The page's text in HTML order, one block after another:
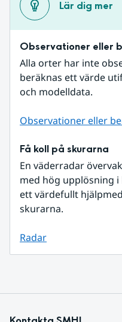
Lär dig mer
Observationer eller
Alla orter har inte
beräknas ett värde
och modelldata.
Observationer eller
Få koll på skurarna
En väderradar
med hög upplösning
ett värdefullt
skurarna.
Radar